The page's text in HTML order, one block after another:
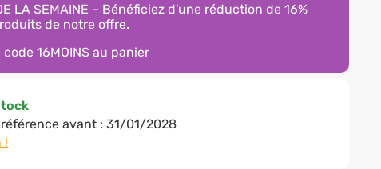
LA SEMAINE – Bénéficiez d'une réduction de 16%
de notre offre.
code 16MOINS au panier
avant : 31/01/2028
!